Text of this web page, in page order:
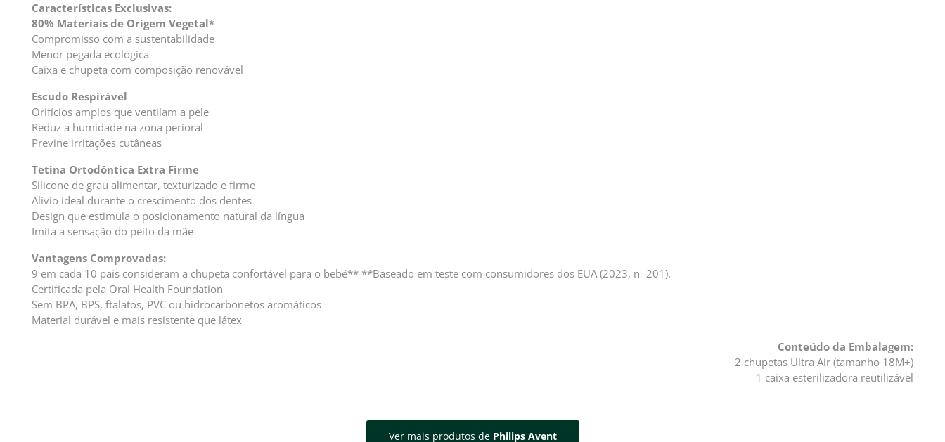
Características Exclusivas:
80% Materiais de Origem Vegetal*
Compromisso com a sustentabilidade
Menor pegada ecológica
Caixa e chupeta com composição renovável
Escudo Respirável
Orifícios amplos que ventilam a pele
Reduz a humidade na zona perioral
Previne irritações cutâneas
Tetina Ortodôntica Extra Firme
Silicone de grau alimentar, texturizado e firme
Alívio ideal durante o crescimento dos dentes
Design que estimula o posicionamento natural da língua
Imita a sensação do peito da mãe
Vantagens Comprovadas:
9 em cada 10 pais consideram a chupeta confortável para o bebé** **Baseado em teste com consumidores dos EUA (2023, n=201).
Certificada pela Oral Health Foundation
Sem BPA, BPS, ftalatos, PVC ou hidrocarbonetos aromáticos
Material durável e mais resistente que látex
Conteúdo da Embalagem:
2 chupetas Ultra Air (tamanho 18M+)
1 caixa esterilizadora reutilizável
Ver mais produtos de Philips Avent